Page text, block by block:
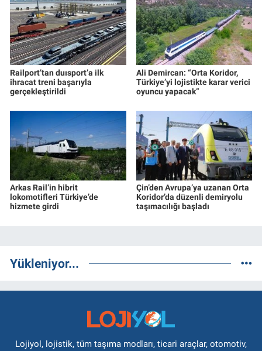
Railport’tan duısport’a ilk
ihracat treni başarıyla
gerçekleştirildi
Ali Demircan: “Orta Koridor,
Türkiye’yi lojistikte karar verici
oyuncu yapacak”
Arkas Rail’in hibrit
lokomotifleri Türkiye’de
hizmete girdi
Çin’den Avrupa’ya uzanan Orta
Koridor’da düzenli demiryolu
taşımacılığı başladı
Yükleniyor...
Lojiyol, lojistik, tüm taşıma modları, ticari araçlar, otomotiv,